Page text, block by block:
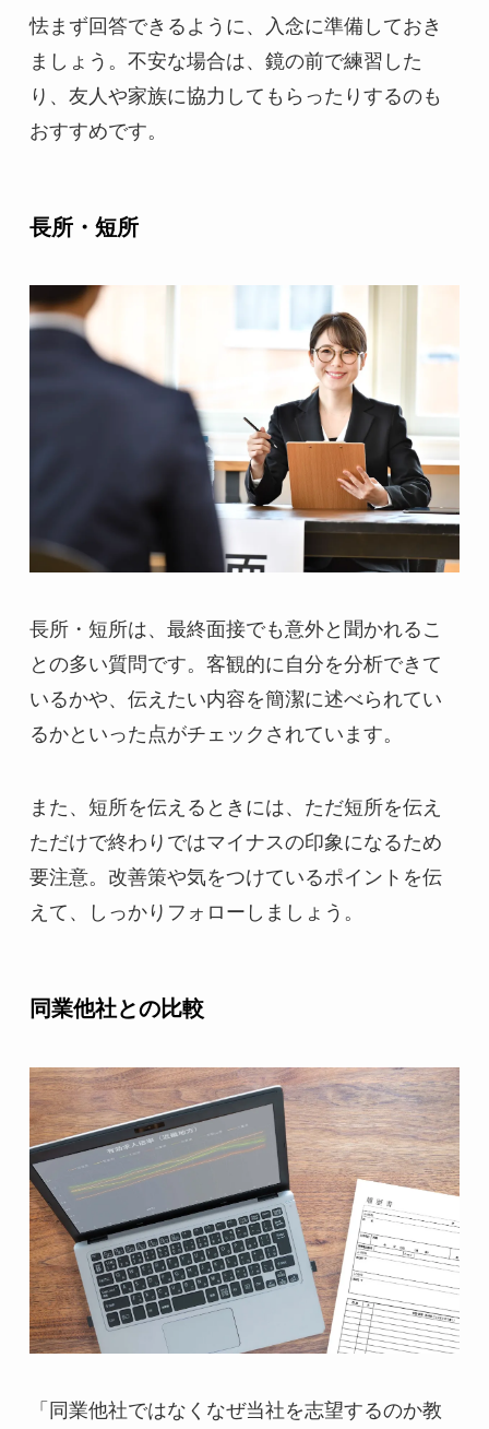
怯まず回答できるように、入念に準備しておき
ましょう。不安な場合は、鏡の前で練習した
り、友人や家族に協力してもらったりするのも
おすすめです。
長所・短所
長所・短所は、最終面接でも意外と聞かれるこ
との多い質問です。客観的に自分を分析できて
いるかや、伝えたい内容を簡潔に述べられてい
るかといった点がチェックされています。
また、短所を伝えるときには、ただ短所を伝え
ただけで終わりではマイナスの印象になるため
要注意。改善策や気をつけているポイントを伝
えて、しっかりフォローしましょう。
同業他社との比較
「同業他社ではなくなぜ当社を志望するのか教